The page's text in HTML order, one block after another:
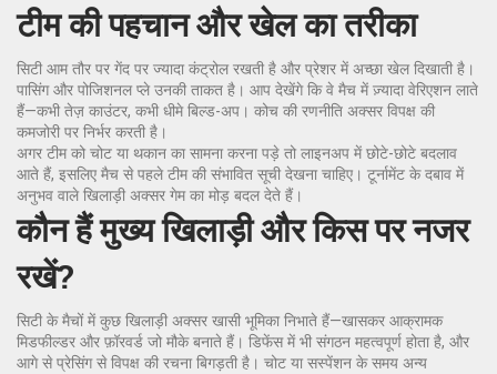
टीम की पहचान और खेल का तरीका
सिटी आम तौर पर गेंद पर ज्यादा कंट्रोल रखती है और प्रेशर में अच्छा खेल दिखाती है।
पासिंग और पोजिशनल प्ले उनकी ताकत है। आप देखेंगे कि वे मैच में ज़्यादा वेरिएशन लाते
हैं—कभी तेज़ काउंटर, कभी धीमे बिल्ड-अप। कोच की रणनीति अक्सर विपक्ष की
कमजोरी पर निर्भर करती है।
अगर टीम को चोट या थकान का सामना करना पड़े तो लाइनअप में छोटे-छोटे बदलाव
आते हैं, इसलिए मैच से पहले टीम की संभावित सूची देखना चाहिए। टूर्नामेंट के दबाव में
अनुभव वाले खिलाड़ी अक्सर गेम का मोड़ बदल देते हैं।
कौन हैं मुख्य खिलाड़ी और किस पर नजर
रखें?
सिटी के मैचों में कुछ खिलाड़ी अक्सर खासी भूमिका निभाते हैं—खासकर आक्रामक
मिडफील्डर और फ़ॉरवर्ड जो मौके बनाते हैं। डिफेंस में भी संगठन महत्वपूर्ण होता है, और
आगे से प्रेसिंग से विपक्ष की रचना बिगड़ती है। चोट या सस्पेंशन के समय अन्य